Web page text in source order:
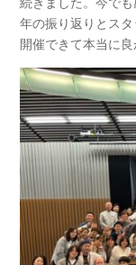
年の振り返りとス
開催できて本当に